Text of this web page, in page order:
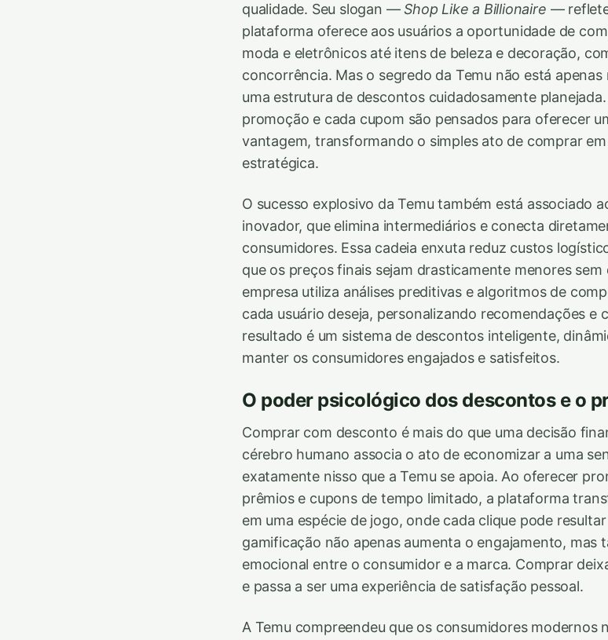
qualidade. Seu slogan —Shop Like a Billionaire —
plataforma oferece aos usuários a oportunidade de
moda e eletrônicos até itens de beleza e decoração,
concorrência. Mas o segredo da Temu não está
uma estrutura de descontos cuidadosamente
promoção e cada cupom são pensados para oferecer
vantagem, transformando o simples ato de comprar
estratégica.
O sucesso explosivo da Temu também está associado
inovador, que elimina intermediários e conecta
consumidores. Essa cadeia enxuta reduz custos
que os preços finais sejam drasticamente menores
empresa utiliza análises preditivas e algoritmos de
cada usuário deseja, personalizando recomendações e
resultado é um sistema de descontos inteligente,
manter os consumidores engajados e satisfeitos.
O poder psicológico dos descontos e o
Comprar com desconto é mais do que uma decisão
cérebro humano associa o ato de economizar a uma
exatamente nisso que a Temu se apoia. Ao oferecer
prêmios e cupons de tempo limitado, a plataforma
em uma espécie de jogo, onde cada clique pode
gamificação não apenas aumenta o engajamento, mas
emocional entre o consumidor e a marca. Comprar
e passa a ser uma experiência de satisfação pessoal.
A Temu compreendeu que os consumidores modernos